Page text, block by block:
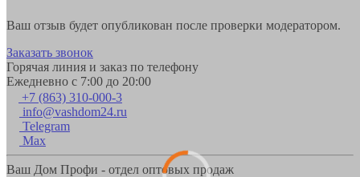
Ваш отзыв будет опубликован после проверки модератором.
Заказать звонок
Горячая линия и заказ по телефону
Ежедневно с 7:00 до 20:00
+7 (863) 310-000-3
info@vashdom24.ru
Telegram
Max
Ваш Дом Профи - отдел оптовых продаж